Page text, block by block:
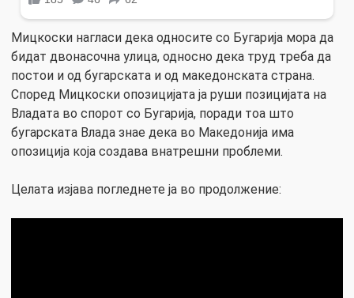
Мицкоски нагласи дека односите со Бугарија мора да
бидат двонасочна улица, односно дека труд треба да
постои и од бугарската и од македонската страна.
Според Мицкоски опозицијата ја руши позицијата на
Владата во спорот со Бугарија, поради тоа што
бугарската Влада знае дека во Македонија има
опозиција која создава внатрешни проблеми.
Целата изјава погледнете ја во продолжение: